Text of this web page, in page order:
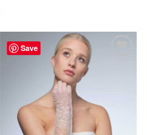
Save